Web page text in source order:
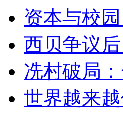
资本与校
西贝争议
冼村破局
世界越来